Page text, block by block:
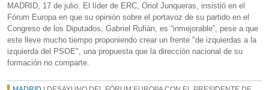
MADRID, 17 de julio. El líder de ERC, Oriol Junqueras, insistió en el
Fórum Europa en que su opinión sobre el portavoz de su partido en el
Congreso de los Diputados, Gabriel Rufián, es “inmejorable”, pese a que
este lleve mucho tiempo proponiendo crear un frente "de izquierdas a la
izquierda del PSOE", una propuesta que la dirección nacional de su
formación no comparte.